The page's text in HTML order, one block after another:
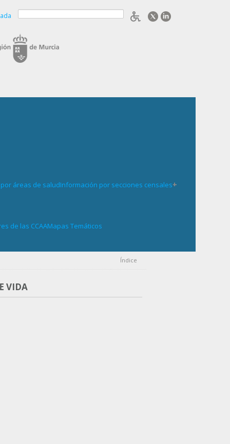
áreas de saludInformación por secciones censales+
de las CCAAMapas Temáticos
Índice
VIDA